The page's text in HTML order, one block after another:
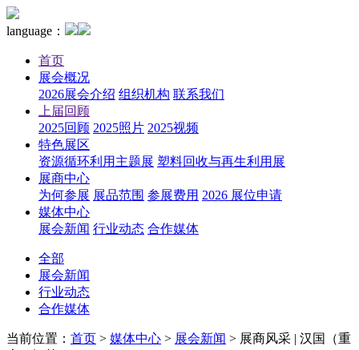
language：
首页
展会概况
2026展会介绍 组织机构 联系我们
上届回顾
2025回顾 2025照片 2025视频
特色展区
资源循环利用主题展 塑料回收与再生利用展
展商中心
为何参展 展品范围 参展费用 2026 展位申请
媒体中心
展会新闻 行业动态 合作媒体
全部
展会新闻
行业动态
合作媒体
当前位置： 首页 > 媒体中心 > 展会新闻 > 展商风采 | 汉国（重